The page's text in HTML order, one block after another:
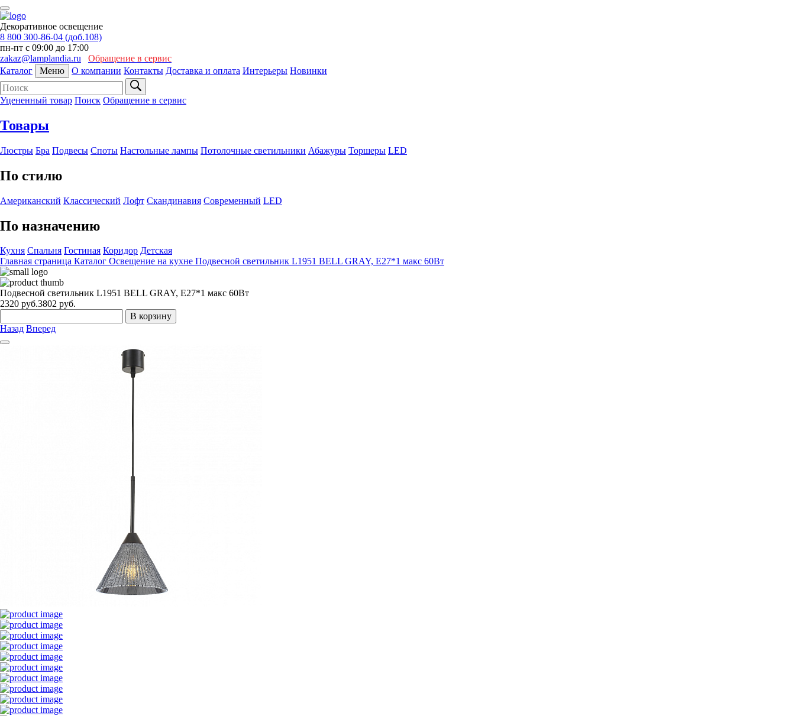
Декоративное освещение
8 800 300-86-04 (доб.108)
пн-пт с 09:00 до 17:00
zakaz@lamplandia.ru
Обращение в сервис
Каталог
Меню О компании Контакты Доставка и оплата Интерьеры Новинки
Уцененный товар Поиск Обращение в сервис
Товары
Люстры Бра Подвесы Споты Настольные лампы Потолочные светильники Абажуры Торшеры LED
По стилю
Американский Классический Лофт Скандинавия Современный LED
По назначению
Кухня Спальня Гостиная Коридор Детская
Главная страница Каталог Освещение на кухне Подвесной светильник L1951 BELL GRAY, E27*1 макс 60Вт
Подвесной светильник L1951 BELL GRAY, E27*1 макс 60Вт
2320 руб.3802 руб.
В корзину
Назад Вперед